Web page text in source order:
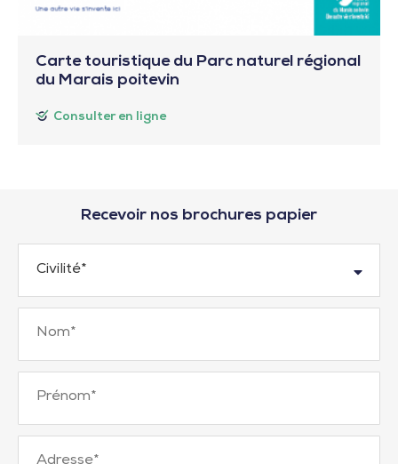
Carte touristique du Parc naturel régional
du Marais poitevin
Consulter en ligne
Recevoir nos brochures papier